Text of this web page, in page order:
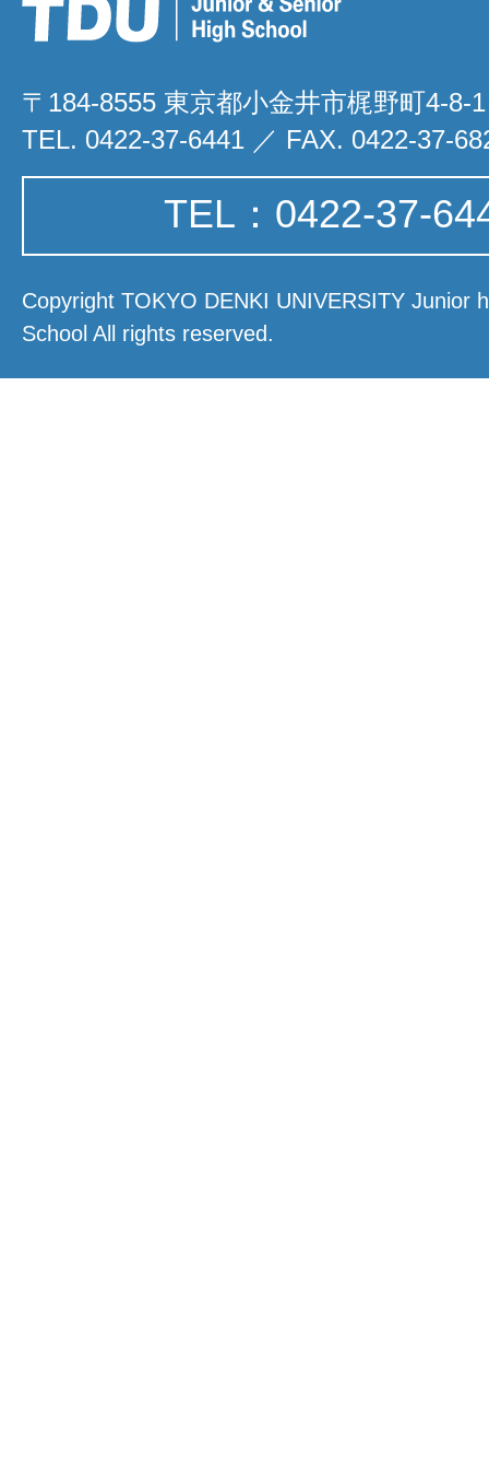
〒184-8555 東京都小金井市梶野町4-8-1
TEL. 0422-37-6441 ／ FAX. 0422-37-
TEL：0422-37-
Copyright TOKYO DENKI UNIVERSITY Junior
School All rights reserved.